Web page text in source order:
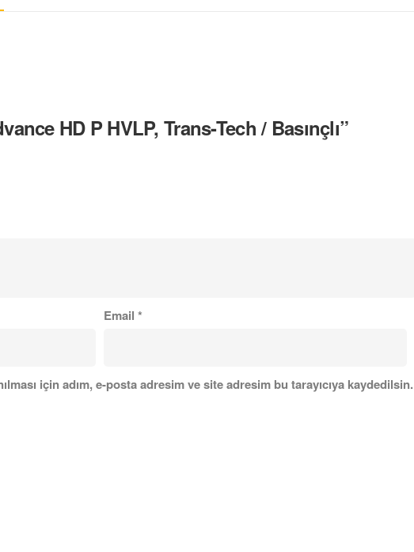
HD P HVLP, Trans-Tech / Basınçlı”
Email*
için adım, e-posta adresim ve site adresim bu tarayıcıya kaydedilsin.